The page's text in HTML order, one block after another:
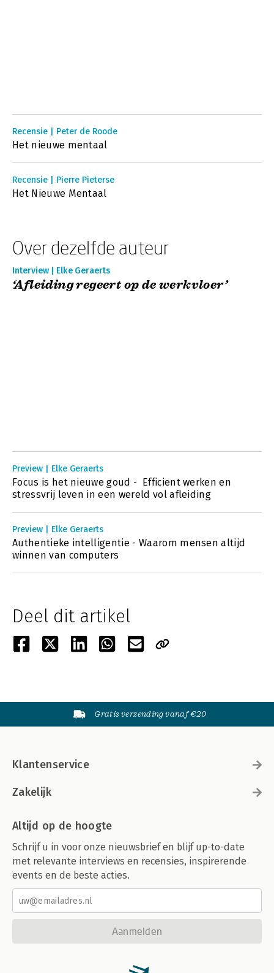
Recensie | Peter de Roode
Het nieuwe mentaal
Recensie | Pierre Pieterse
Het Nieuwe Mentaal
Over dezelfde auteur
Interview | Elke Geraerts
‘Afleiding regeert op de werkvloer’
Preview | Elke Geraerts
Focus is het nieuwe goud - Efficient werken en
stressvrij leven in een wereld vol afleiding
Preview | Elke Geraerts
Authentieke intelligentie - Waarom mensen altijd
winnen van computers
Deel dit artikel
Gratis verzending vanaf €20
Klantenservice
Zakelijk
Altijd op de hoogte
Schrijf u in voor onze nieuwsbrief en blijf up-to-date
met relevante interviews en recensies, inspirerende
events en de beste acties.
Aanmelden